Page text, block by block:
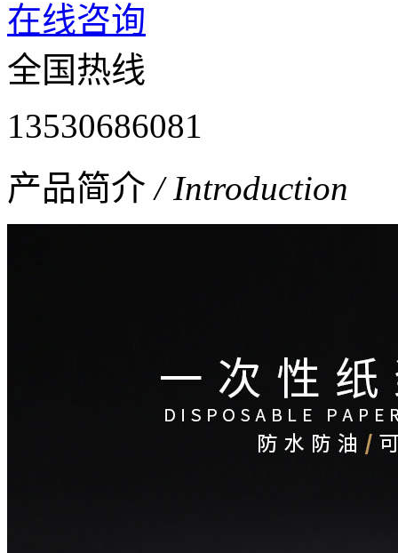
在线咨询
全国热线
13530686081
产品简介 / Introduction